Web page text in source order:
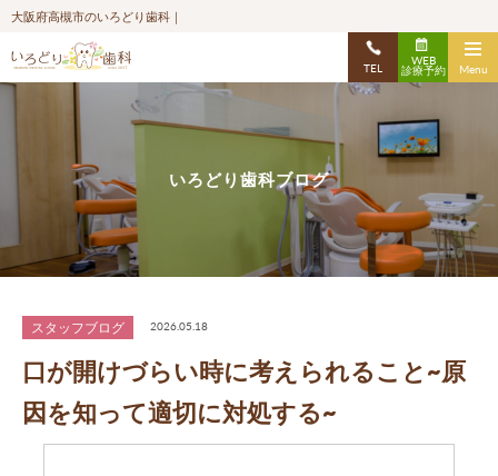
大阪府高槻市のいろどり歯科｜
TEL
WEB
診療予約 Menu
いろどり歯科ブログ
スタッフブログ 2026.05.18
口が開けづらい時に考えられること~原
因を知って適切に対処する~